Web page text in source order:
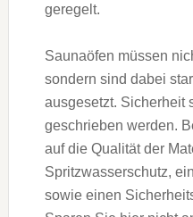
geregelt.
Saunaöfen müssen
sondern sind dabei
ausgesetzt. Sicherheit
geschrieben werden.
auf die Qualität der
Spritzwasserschutz,
sowie einen